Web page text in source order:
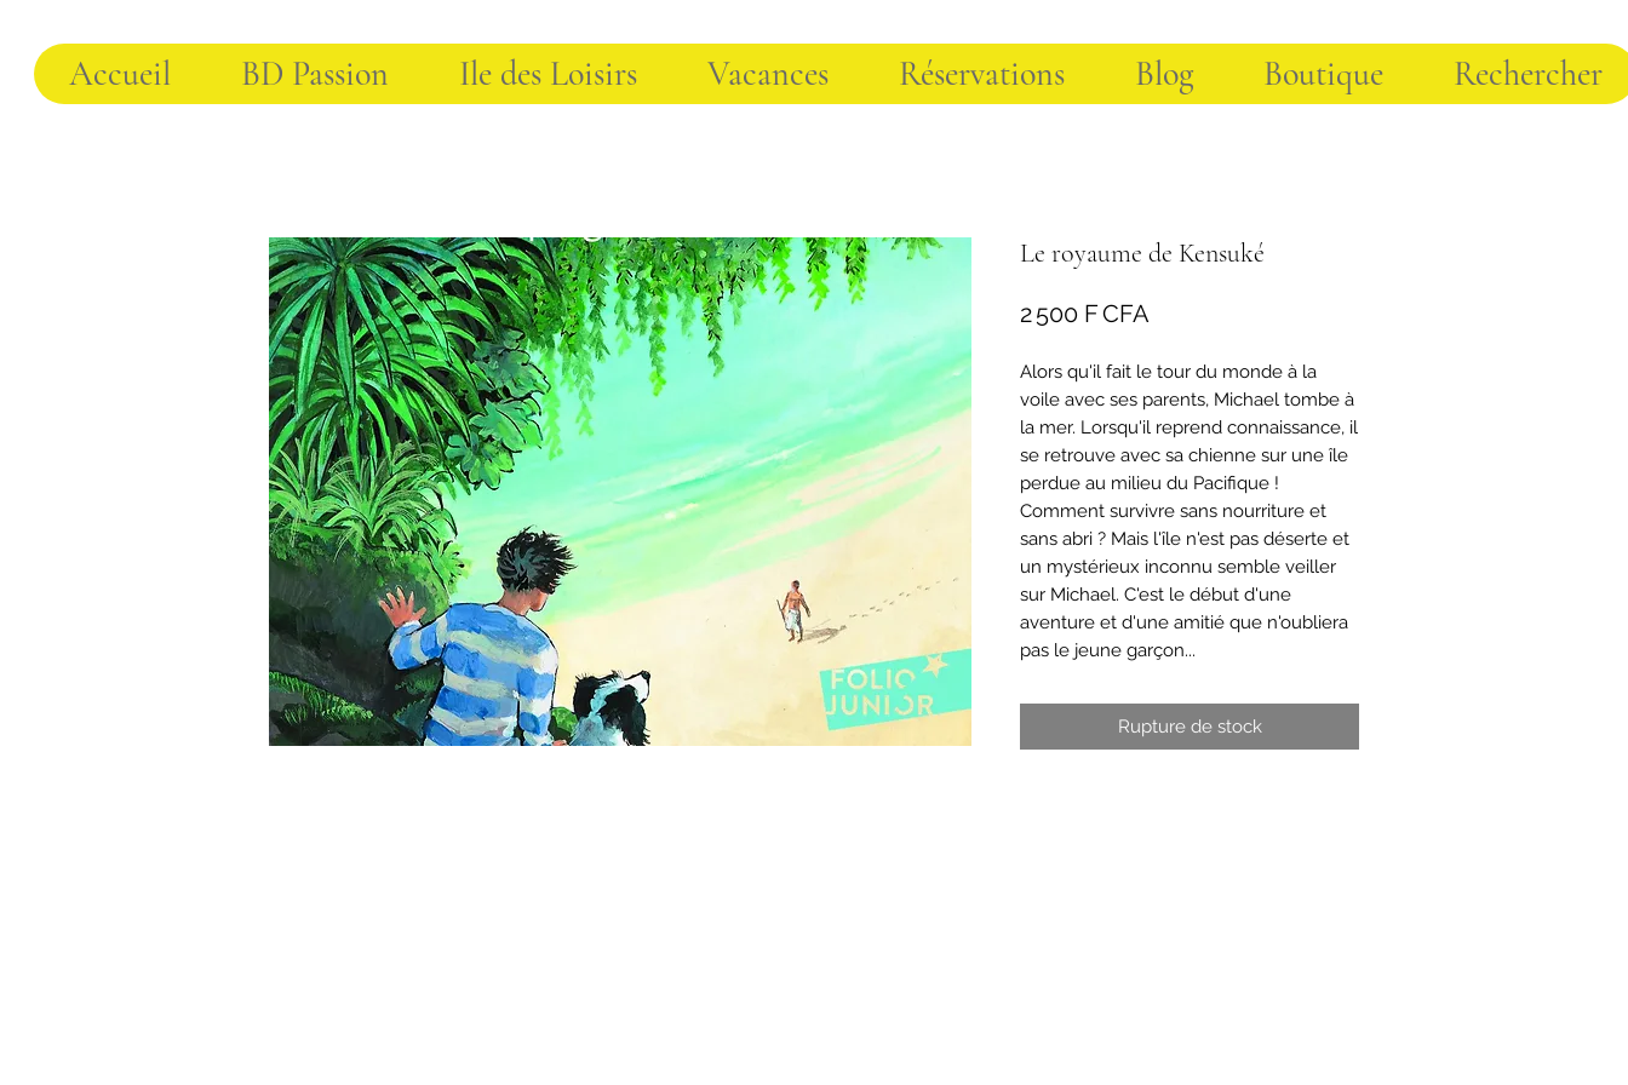
Accueil BD Passion Ile des Loisirs Vacances Réservations Blog Boutique Rechercher
Le royaume de Kensuké
2 500 F CFA
Alors qu'il fait le tour du monde à la
voile avec ses parents, Michael tombe à
la mer. Lorsqu'il reprend connaissance, il
se retrouve avec sa chienne sur une île
perdue au milieu du Pacifique !
Comment survivre sans nourriture et
sans abri ? Mais l'île n'est pas déserte et
un mystérieux inconnu semble veiller
sur Michael. C'est le début d'une
aventure et d'une amitié que n'oubliera
pas le jeune garçon...
Rupture de stock